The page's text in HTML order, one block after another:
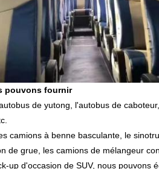
pouvons fournir
de yutong, l'autobus de
camions à benne basculante, le
de grue, les camions de mélangeur
up d'occasion de SUV, nous pouvons